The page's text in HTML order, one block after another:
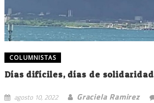
COLUMNISTAS
Días difíciles, días de solidaridad
agosto 10, 2022 Graciela Ramirez